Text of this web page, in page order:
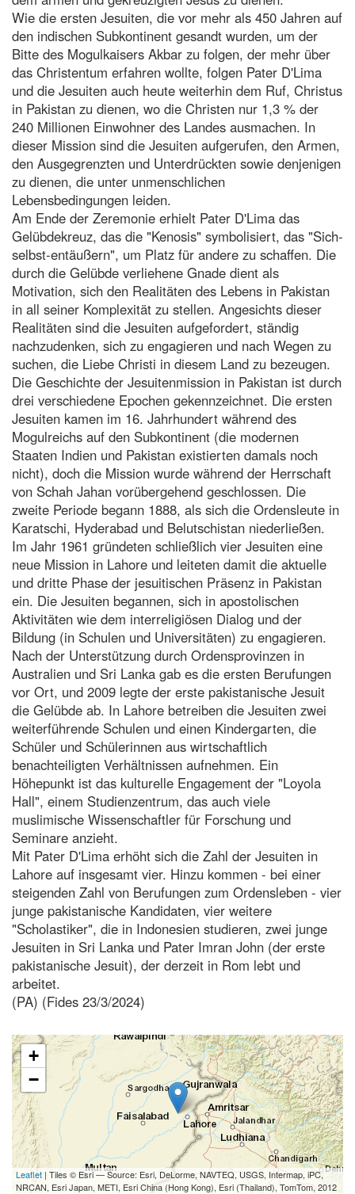
Wie die ersten Jesuiten, die vor mehr als 450 Jahren auf
den indischen Subkontinent gesandt wurden, um der
Bitte des Mogulkaisers Akbar zu folgen, der mehr über
das Christentum erfahren wollte, folgen Pater D'Lima
und die Jesuiten auch heute weiterhin dem Ruf, Christus
in Pakistan zu dienen, wo die Christen nur 1,3 % der
240 Millionen Einwohner des Landes ausmachen. In
dieser Mission sind die Jesuiten aufgerufen, den Armen,
den Ausgegrenzten und Unterdrückten sowie denjenigen
zu dienen, die unter unmenschlichen
Lebensbedingungen leiden.
Am Ende der Zeremonie erhielt Pater D'Lima das
Gelübdekreuz, das die "Kenosis" symbolisiert, das "Sich-
selbst-entäußern", um Platz für andere zu schaffen. Die
durch die Gelübde verliehene Gnade dient als
Motivation, sich den Realitäten des Lebens in Pakistan
in all seiner Komplexität zu stellen. Angesichts dieser
Realitäten sind die Jesuiten aufgefordert, ständig
nachzudenken, sich zu engagieren und nach Wegen zu
suchen, die Liebe Christi in diesem Land zu bezeugen.
Die Geschichte der Jesuitenmission in Pakistan ist durch
drei verschiedene Epochen gekennzeichnet. Die ersten
Jesuiten kamen im 16. Jahrhundert während des
Mogulreichs auf den Subkontinent (die modernen
Staaten Indien und Pakistan existierten damals noch
nicht), doch die Mission wurde während der Herrschaft
von Schah Jahan vorübergehend geschlossen. Die
zweite Periode begann 1888, als sich die Ordensleute in
Karatschi, Hyderabad und Belutschistan niederließen.
Im Jahr 1961 gründeten schließlich vier Jesuiten eine
neue Mission in Lahore und leiteten damit die aktuelle
und dritte Phase der jesuitischen Präsenz in Pakistan
ein. Die Jesuiten begannen, sich in apostolischen
Aktivitäten wie dem interreligiösen Dialog und der
Bildung (in Schulen und Universitäten) zu engagieren.
Nach der Unterstützung durch Ordensprovinzen in
Australien und Sri Lanka gab es die ersten Berufungen
vor Ort, und 2009 legte der erste pakistanische Jesuit
die Gelübde ab. In Lahore betreiben die Jesuiten zwei
weiterführende Schulen und einen Kindergarten, die
Schüler und Schülerinnen aus wirtschaftlich
benachteiligten Verhältnissen aufnehmen. Ein
Höhepunkt ist das kulturelle Engagement der "Loyola
Hall", einem Studienzentrum, das auch viele
muslimische Wissenschaftler für Forschung und
Seminare anzieht.
Mit Pater D'Lima erhöht sich die Zahl der Jesuiten in
Lahore auf insgesamt vier. Hinzu kommen - bei einer
steigenden Zahl von Berufungen zum Ordensleben - vier
junge pakistanische Kandidaten, vier weitere
"Scholastiker", die in Indonesien studieren, zwei junge
Jesuiten in Sri Lanka und Pater Imran John (der erste
pakistanische Jesuit), der derzeit in Rom lebt und
arbeitet.
(PA) (Fides 23/3/2024)
+
−
Leaflet | Tiles © Esri — Source: Esri, DeLorme, NAVTEQ, USGS, Intermap, iPC,
NRCAN, Esri Japan, METI, Esri China (Hong Kong), Esri (Thailand), TomTom, 2012